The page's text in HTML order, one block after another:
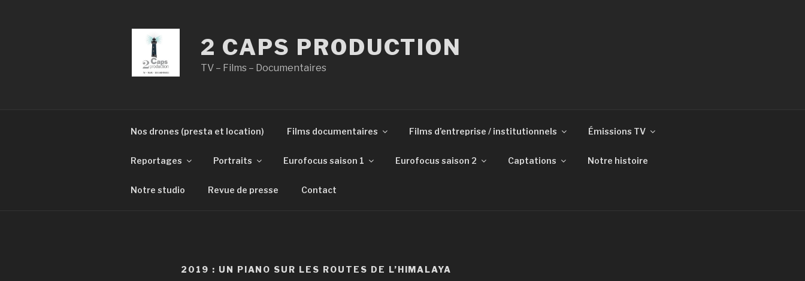
2 CAPS PRODUCTION
TV – Films – Documentaires
Nos drones (presta et location) Films documentaires Films d’entreprise / institutionnels Émissions TV
Reportages Portraits Eurofocus saison 1 Eurofocus saison 2 Captations Notre histoire
Notre studio Revue de presse Contact
2019 : UN PIANO SUR LES ROUTES DE L’HIMALAYA